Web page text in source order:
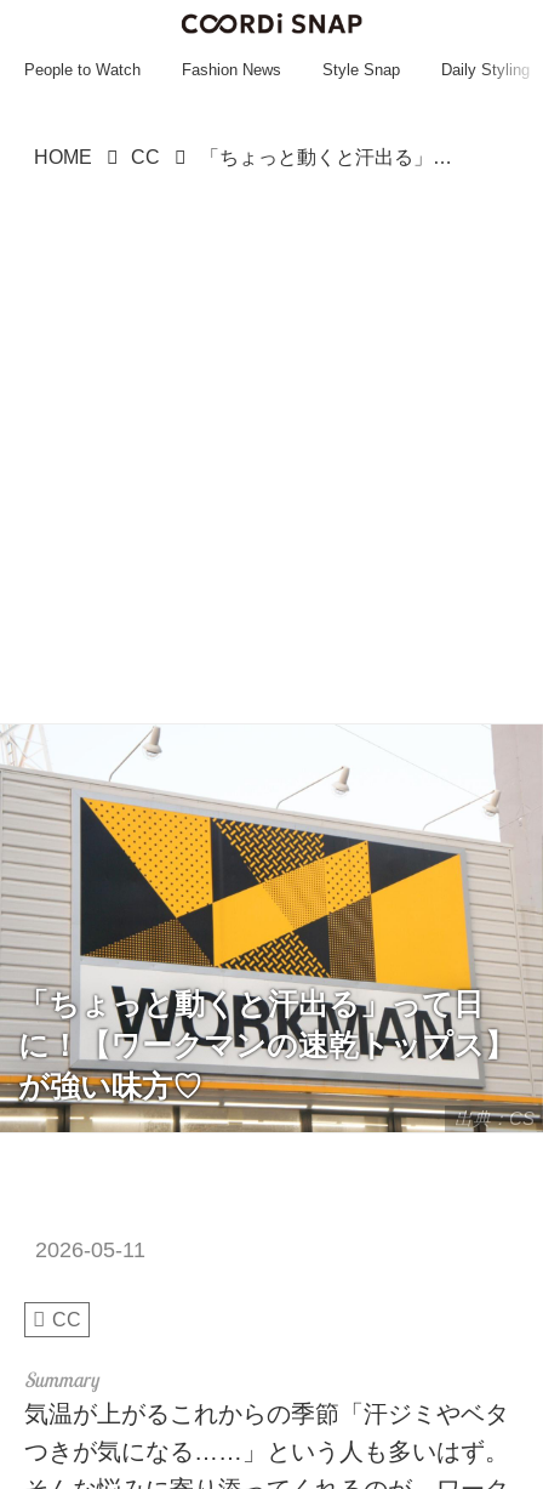
~~~~~~~~~~~
People to Watch Fashion News Style Snap Daily Styling
HOME CC 「ちょっと動くと汗出る」って日に！【ワークマンの速乾トップス】が強い味方♡
出典：CS
「ちょっと動くと汗出る」って日
に！【ワークマンの速乾トップス】
が強い味方♡
2026-05-11
CC
気温が上がるこれからの季節「汗ジミやベタ
つきが気になる……」という人も多いはず。